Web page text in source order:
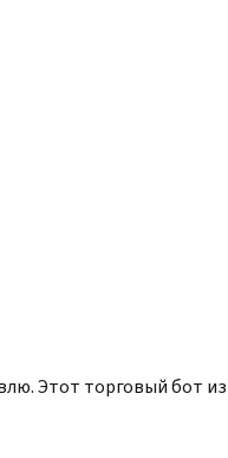
Этот торговый бот